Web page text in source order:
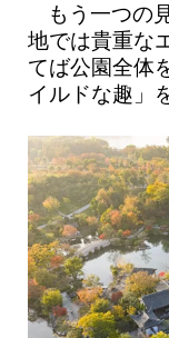
もう一つの
地では貴重な
てば公園全体
イルドな趣」